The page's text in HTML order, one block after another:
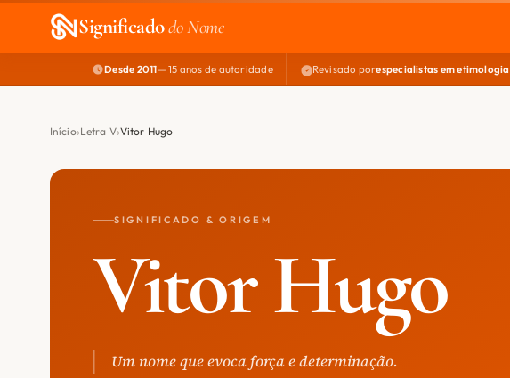
Significadodo Nome
Desde 2011— 15 anos de autoridade Revisado porespecialistas em etimologia
Início Letra V Vitor Hugo
SIGNIFICADO & ORIGEM
Vitor Hugo
Um nome que evoca força e determinação.